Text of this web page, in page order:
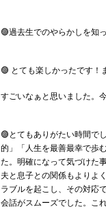
🟣過去生でのやらかしを知
🟣 とても楽しかったです！
すごいなぁと思いました。
🟣とてもありがたい時間で
的」「人生を最善最幸で歩
た。明確になって気づけた
夫と息子との関係もよりよ
ラブルを起こし、その対応
会話がスムーズでした。こ